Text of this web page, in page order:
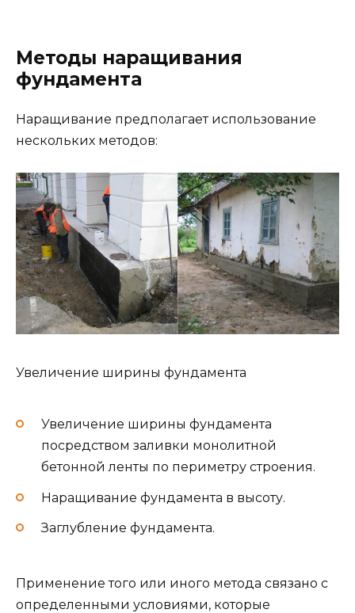
Методы наращивания
фундамента
Наращивание предполагает использование
нескольких методов:
Увеличение ширины фундамента
Увеличение ширины фундамента
посредством заливки монолитной
бетонной ленты по периметру строения.
Наращивание фундамента в высоту.
Заглубление фундамента.
Применение того или иного метода связано с
определенными условиями, которые